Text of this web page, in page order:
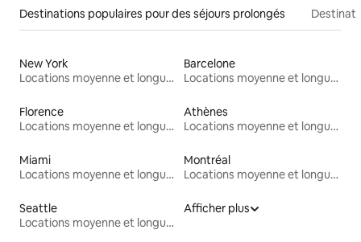
Destinations populaires pour des séjours prolongés
New York
Locations moyenne et longue durée
Barcelone
Locations moyenne et longue durée
Florence
Locations moyenne et longue durée
Athènes
Locations moyenne et longue durée
Miami
Locations moyenne et longue durée
Montréal
Locations moyenne et longue durée
Seattle
Locations moyenne et longue durée
Afficher plus